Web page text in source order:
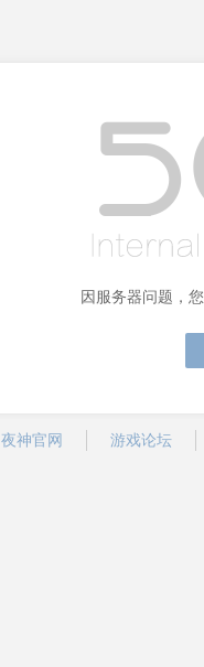
因服务器问题，
夜神官网 游戏论坛